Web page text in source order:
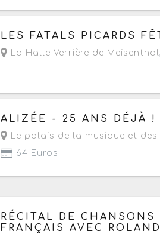
Le samedi 26 septembre 2026 à
LES FATALS PICARDS
La Halle Verrière de Meisenthal ,
Le samedi 26 septembre 2026 à
ALIZÉE - 25 ANS DÉJÀ !
Le palais de la musique et des
64 Euros
Le dimanche 27 septembre 2026
RÉCITAL DE
FRANÇAIS AVEC